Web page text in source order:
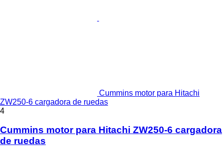
Cummins motor para Hitachi
ZW250-6 cargadora de ruedas
4
Cummins motor para Hitachi ZW250-6 cargadora
de ruedas